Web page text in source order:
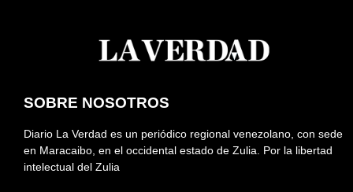
SOBRE NOSOTROS
Diario La Verdad es un periódico regional venezolano, con sede
en Maracaibo, en el occidental estado de Zulia. Por la libertad
intelectual del Zulia